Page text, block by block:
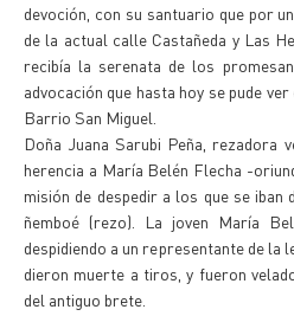
devoción, con su santuario que por
de la actual calle Castañeda y Las
recibía la serenata de los
advocación que hasta hoy se pude
Barrio San Miguel.
Doña Juana Sarubi Peña, rezadora
herencia a María Belén Flecha -
misión de despedir a los que se iban
ñemboé (rezo). La joven María
despidiendo a un representante de la
dieron muerte a tiros, y fueron
del antiguo brete.